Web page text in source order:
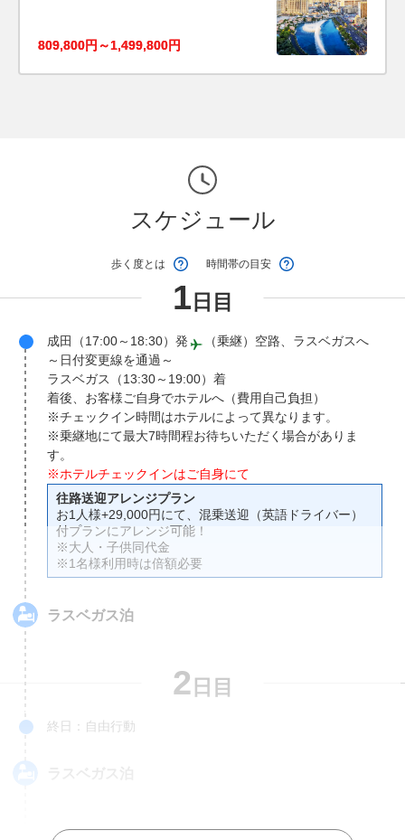
809,800円～1,499,800円
スケジュール
歩く度とは 時間帯の目安
1 日目
成田（17:00～18:30）発
（乗継）空路、ラスベガスへ
～日付変更線を通過～
ラスベガス（13:30～19:00）着
着後、お客様ご自身でホテルへ（費用自己負担）
※チェックイン時間はホテルによって異なります。
※乗継地にて最大7時間程お待ちいただく場合がありま
す。
※ホテルチェックインはご自身にて
往路送迎アレンジプラン
お1人様+29,000円にて、混乗送迎（英語ドライバー）
付プランにアレンジ可能！
※大人・子供同代金
※1名様利用時は倍額必要
ラスベガス泊
2 日目
終日：自由行動